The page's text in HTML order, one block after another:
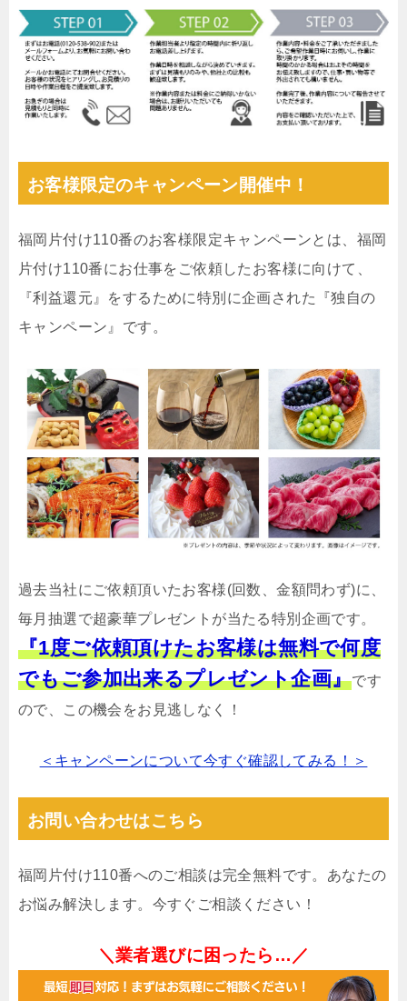
お客様限定のキャンペーン開催中！
福岡片付け110番のお客様限定キャンペーンとは、福岡
片付け110番にお仕事をご依頼したお客様に向けて、
『利益還元』をするために特別に企画された『独自の
キャンペーン』です。
過去当社にご依頼頂いたお客様(回数、金額問わず)に、
毎月抽選で超豪華プレゼントが当たる特別企画です。
『1度ご依頼頂けたお客様は無料で何度
でもご参加出来るプレゼント企画』です
ので、この機会をお見逃しなく！
＜キャンペーンについて今すぐ確認してみる！＞
お問い合わせはこちら
福岡片付け110番へのご相談は完全無料です。あなたの
お悩み解決します。今すぐご相談ください！
＼業者選びに困ったら…／